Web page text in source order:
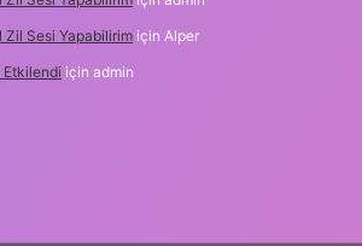
Sesi Yapabilirim için Alper
Etkilendi için admin